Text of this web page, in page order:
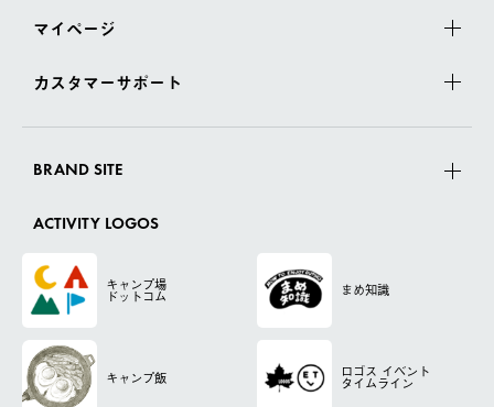
マイページ
カスタマーサポート
BRAND SITE
ACTIVITY LOGOS
キャンプ場
ドットコム まめ知識
キャンプ飯 ロゴス イベント
タイムライン